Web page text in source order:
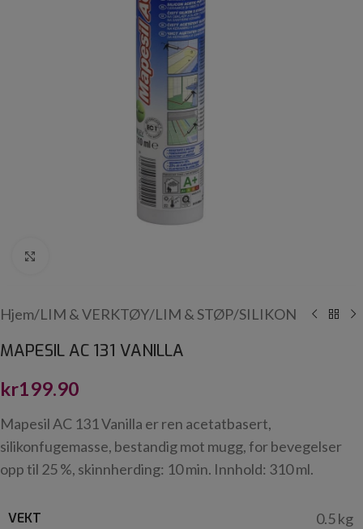
Hjem/LIM & VERKTØY/LIM & STØP/SILIKON
MAPESIL AC 131 VANILLA
kr199.90
Mapesil AC 131 Vanilla er ren acetatbasert,
silikonfugemasse, bestandig mot mugg, for bevegelser
opp til 25 %, skinnherding: 10 min. Innhold: 310 ml.
VEKT 0.5 kg